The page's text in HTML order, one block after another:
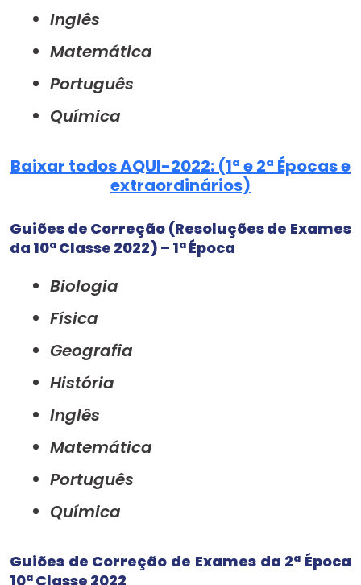
Inglês
Matemática
Português
Química
Baixar todos AQUI-2022: (1ª e 2ª Épocas e
extraordinários)
Guiões de Correção (Resoluções de Exames
da 10ª Classe 2022) – 1ª Época
Biologia
Física
Geografia
História
Inglês
Matemática
Português
Química
Guiões de Correção de Exames da 2ª Época
10ª Classe 2022